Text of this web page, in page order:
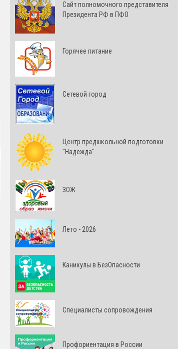
Cайт полномочного представителя
Президента РФ в ПФО
Горячее питание
Сетевой город
Центр предшкольной подготовки
"Надежда"
ЗОЖ
Лето - 2026
Каникулы в БезОпасности
Специалисты сопровождения
Профориентация в России